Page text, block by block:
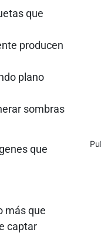
que
producen
plano
sombras
que
más que
captar